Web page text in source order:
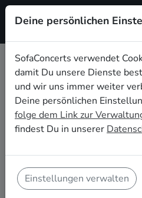
Folk
Jena
Du bist auf der Suche nach
in Jena für Deinen großen
Vielzahl an professionellen
Jena, die euer Fest zu
lassen. Buche jetzt genau
Deine persönlichen
SofaConcerts verwendet
damit Du unsere Dienste
und wir uns immer weiter
Deine persönlichen
folge dem Link zur
findest Du in unserer
Einstellungen verwalten